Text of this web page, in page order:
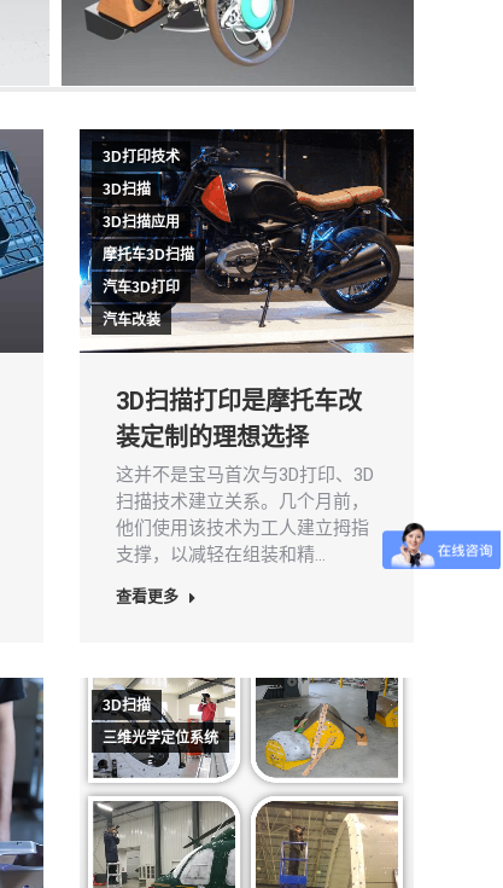
3D打印技术
3D扫描
3D扫描应用
摩托车3D扫描
汽车3D打印
汽车改装
3D扫描打印是摩托车改
装定制的理想选择
这并不是宝马首次与3D打印、3D
扫描技术建立关系。几个月前，
他们使用该技术为工人建立拇指
支撑，以减轻在组装和精…
查看更多
3D扫描
三维光学定位系统